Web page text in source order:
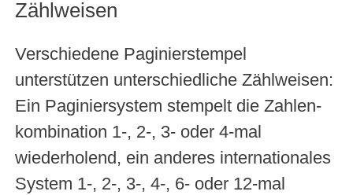
Zählweisen
Verschiedene Paginierstempel
unterstützen unterschiedliche Zählweisen:
Ein Paginiersystem stempelt die Zahlen­
kombination 1-, 2-, 3- oder 4-mal
wiederholend, ein anderes internationales
System 1-, 2-, 3-, 4-, 6- oder 12-mal